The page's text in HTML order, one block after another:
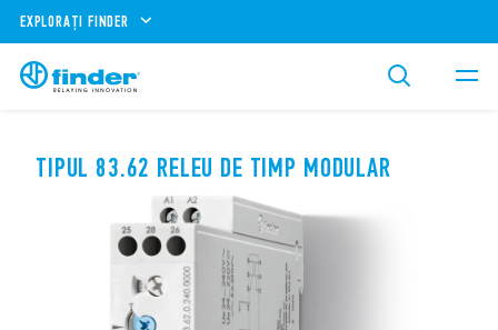
EXPLORAȚI FINDER
TIPUL 83.62 RELEU DE TIMP MODULAR